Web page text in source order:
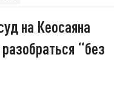
на Кеосаяна
“без